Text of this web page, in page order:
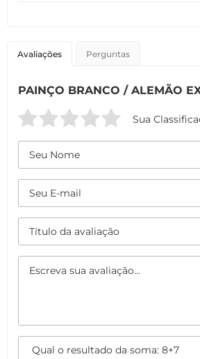
Avaliações Perguntas
PAINÇO BRANCO / ALEMÃO
Sua